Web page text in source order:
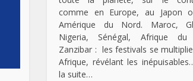
comme en Europe, au Japon
Amérique du Nord. Maroc,
Nigeria, Sénégal, Afrique du
Zanzibar : les festivals se
Afrique, révélant les
la suite…